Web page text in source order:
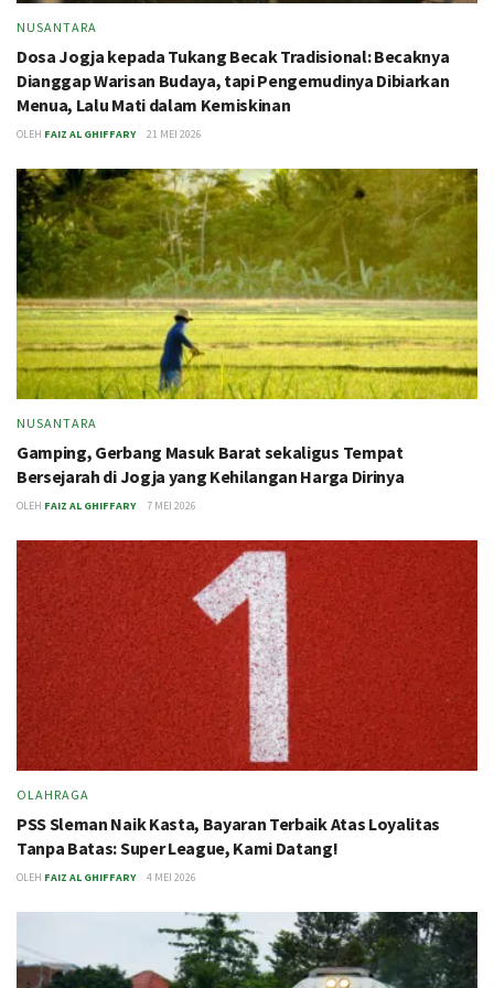
NUSANTARA
Dosa Jogja kepada Tukang Becak Tradisional: Becaknya
Dianggap Warisan Budaya, tapi Pengemudinya Dibiarkan
Menua, Lalu Mati dalam Kemiskinan
OLEH FAIZ AL GHIFFARY 21 MEI 2026
NUSANTARA
Gamping, Gerbang Masuk Barat sekaligus Tempat
Bersejarah di Jogja yang Kehilangan Harga Dirinya
OLEH FAIZ AL GHIFFARY 7 MEI 2026
OLAHRAGA
PSS Sleman Naik Kasta, Bayaran Terbaik Atas Loyalitas
Tanpa Batas: Super League, Kami Datang!
OLEH FAIZ AL GHIFFARY 4 MEI 2026